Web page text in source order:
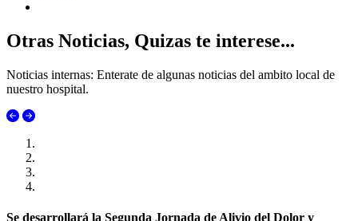
Otras Noticias, Quizas te interese...
Noticias internas: Enterate de algunas noticias del ambito local de
nuestro hospital.
Se desarrollará la Segunda Jornada de Alivio del Dolor y